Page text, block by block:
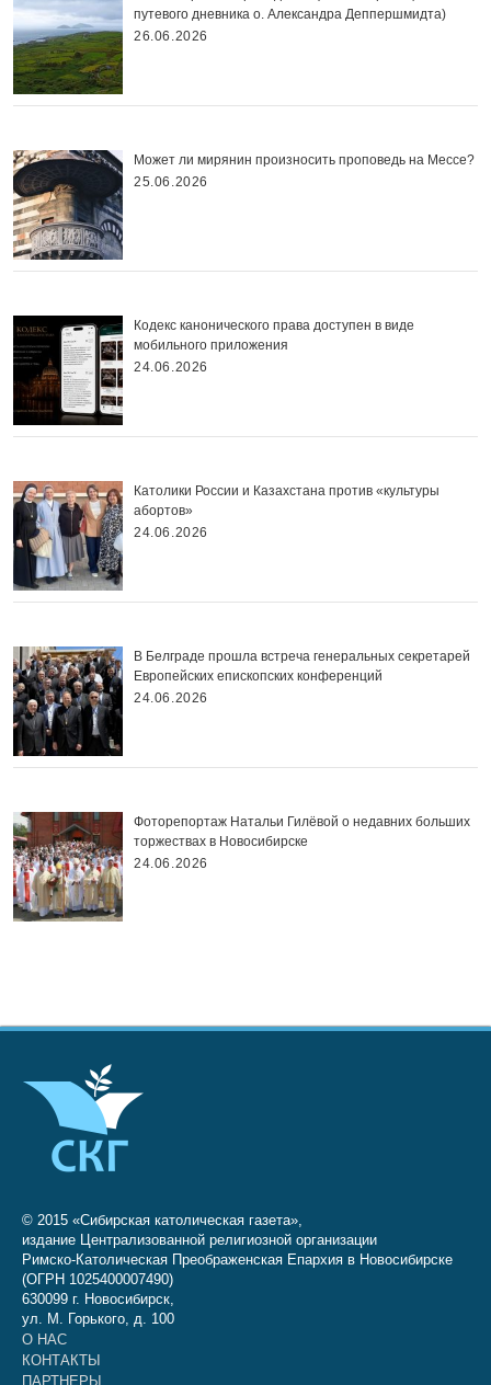
путевого дневника о. Александра Деппершмидта)
26.06.2026
Может ли мирянин произносить проповедь на Мессе?
25.06.2026
Кодекс канонического права доступен в виде
мобильного приложения
24.06.2026
Католики России и Казахстана против «культуры
абортов»
24.06.2026
В Белграде прошла встреча генеральных секретарей
Европейских епископских конференций
24.06.2026
Фоторепортаж Натальи Гилёвой о недавних больших
торжествах в Новосибирске
24.06.2026
© 2015 «Сибирская католическая газета»,
издание Централизованной религиозной организации
Римско-Католическая Преображенская Епархия в Новосибирске
(ОГРН 1025400007490)
630099 г. Новосибирск,
ул. М. Горького, д. 100
О НАС
КОНТАКТЫ
ПАРТНЕРЫ